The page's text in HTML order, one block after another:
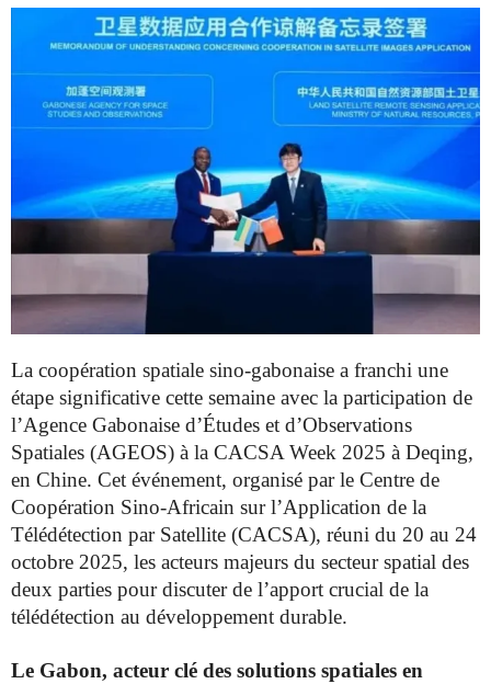
La coopération spatiale sino-gabonaise a franchi une
étape significative cette semaine avec la participation de
l’Agence Gabonaise d’Études et d’Observations
Spatiales (AGEOS) à la CACSA Week 2025 à Deqing,
en Chine. Cet événement, organisé par le Centre de
Coopération Sino-Africain sur l’Application de la
Télédétection par Satellite (CACSA), réuni du 20 au 24
octobre 2025, les acteurs majeurs du secteur spatial des
deux parties pour discuter de l’apport crucial de la
télédétection au développement durable.
Le Gabon, acteur clé des solutions spatiales en